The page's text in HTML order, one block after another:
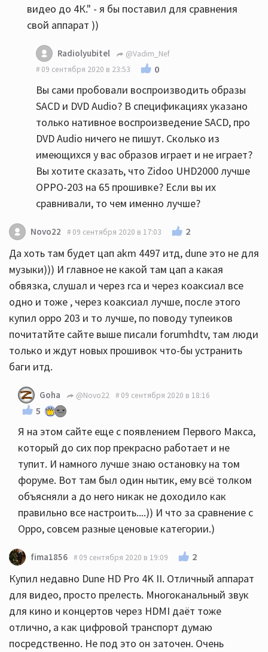
видео до 4К." - я бы поставил для сравнения
свой аппарат ))
Radiolyubitel
@Vadim_Nef
09 сентября 2020 в 23:53
0
Вы сами пробовали воспроизводить образы
SACD и DVD Audio? В спецификациях указано
только нативное воспроизведение SACD, про
DVD Audio ничего не пишут. Сколько из
имеющихся у вас образов играет и не играет?
Вы хотите сказать, что Zidoo UHD2000 лучше
ОРРО-203 на 65 прошивке? Если вы их
сравнивали, то чем именно лучше?
Novo22 09 сентября 2020 в 17:03 2
Да хоть там будет цап akm 4497 итд, dune это не для
музыки))) И главное не какой там цап а какая
обвязка, слушал и через rca и через коаксиал все
одно и тоже , через коаксиал лучше, после этого
купил oppo 203 и то лучше, по поводу тупеиков
почитатйте сайте выше писали forumhdtv, там люди
только и ждут новых прошивок что-бы устранить
баги итд.
Goha @Novo22 09 сентября 2020 в 18:16
5
Я на этом сайте еще с появлением Первого Макса,
который до сих пор прекрасно работает и не
тупит. И намного лучше знаю остановку на том
форуме. Вот там был один нытик, ему всё толком
объясняли а до него никак не доходило как
правильно все настроить....)) И что за сравнение с
Орро, совсем разные ценовые категории.)
fima1856 09 сентября 2020 в 19:09 2
Купил недавно Dune HD Pro 4K II. Отличный аппарат
для видео, просто прелесть. Многоканальный звук
для кино и концертов через HDMI даёт тоже
отлично, а как цифровой транспорт думаю
посредственно. Не под это он заточен. Очень